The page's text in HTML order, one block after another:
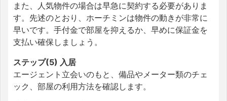
また、人気物件の場合は早急に契約する必要がありま
す。先述のとおり、ホーチミンは物件の動きが非常に
早いです。手付金で部屋を抑えるか、早めに保証金を
支払い確保しましょう。
ステップ(5) 入居
エージェント立会いのもと、備品やメーター類のチェ
ック、部屋の利用方法を確認します。